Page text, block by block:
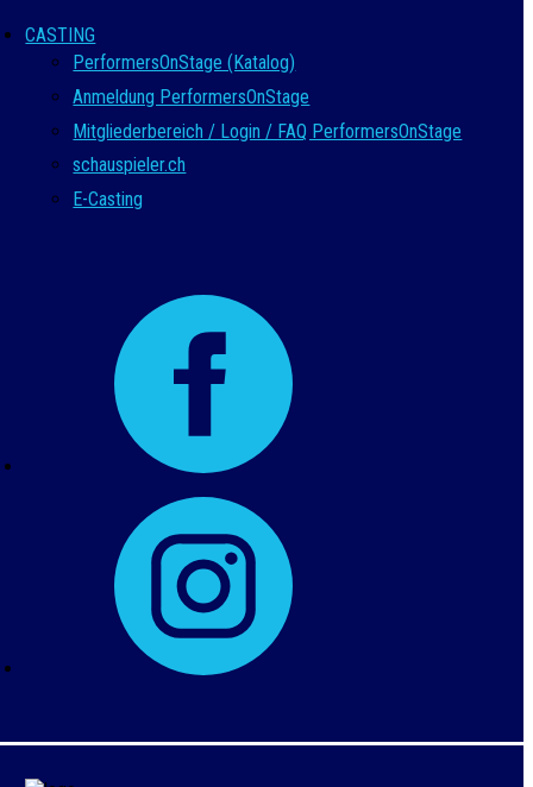
CASTING
PerformersOnStage (Katalog)
Anmeldung PerformersOnStage
Mitgliederbereich / Login / FAQ PerformersOnStage
schauspieler.ch
E-Casting